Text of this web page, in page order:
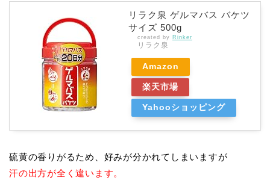
リラク泉 ゲルマバス バケツ
サイズ 500g
created by Rinker
リラク泉
Amazon
楽天市場
Yahooショッピング
硫黄の香りがるため、好みが分かれてしまいますが
汗の出方が全く違います。